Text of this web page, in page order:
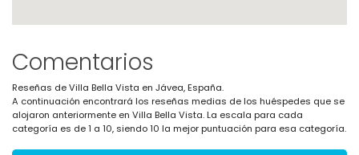
Comentarios
Reseñas de Villa Bella Vista en Jávea, España.
A continuación encontrará los reseñas medias de los huéspedes que se
alojaron anteriormente en Villa Bella Vista. La escala para cada
categoría es de 1 a 10, siendo 10 la mejor puntuación para esa categoría.